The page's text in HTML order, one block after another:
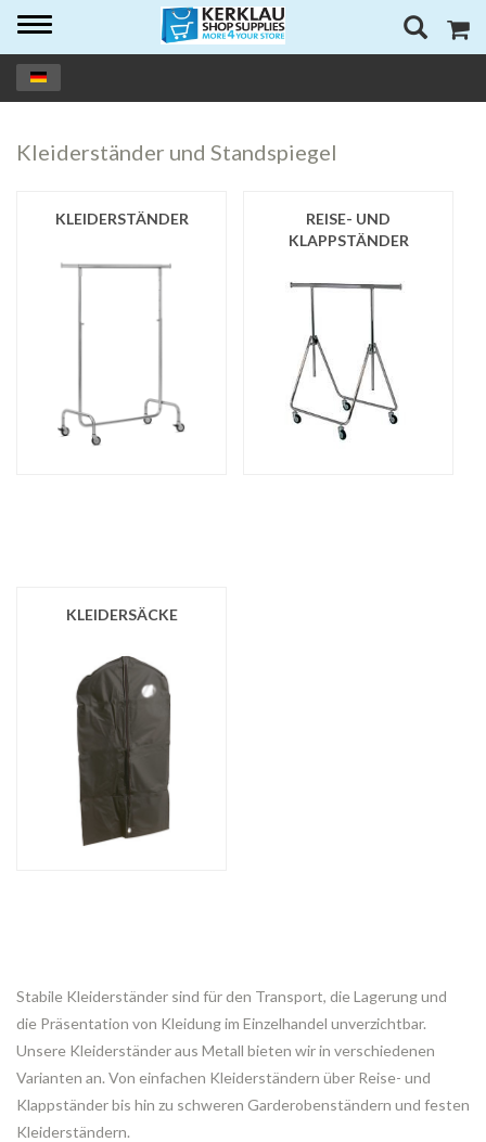
Toggle
Kleiderständer und Standspiegel
KLEIDERSTÄNDER
REISE- UND
KLAPPSTÄNDER
KLEIDERSÄCKE
Stabile Kleiderständer sind für den Transport, die Lagerung und
die Präsentation von Kleidung im Einzelhandel unverzichtbar.
Unsere Kleiderständer aus Metall bieten wir in verschiedenen
Varianten an. Von einfachen Kleiderständern über Reise- und
Klappständer bis hin zu schweren Garderobenständern und festen
Kleiderständern.